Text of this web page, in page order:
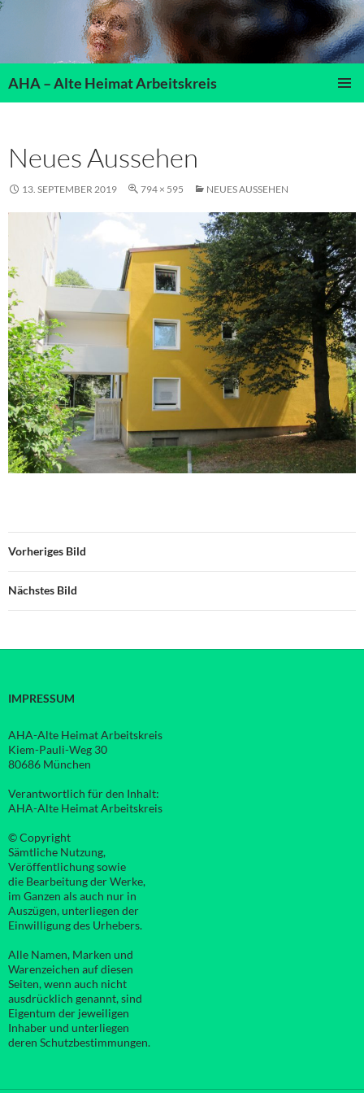
AHA – Alte Heimat Arbeitskreis
Neues Aussehen
13. SEPTEMBER 2019 794 × 595 NEUES AUSSEHEN
Vorheriges Bild
Nächstes Bild
IMPRESSUM
AHA-Alte Heimat Arbeitskreis
Kiem-Pauli-Weg 30
80686 München
Verantwortlich für den Inhalt:
AHA-Alte Heimat Arbeitskreis
© Copyright
Sämtliche Nutzung,
Veröffentlichung sowie
die Bearbeitung der Werke,
im Ganzen als auch nur in
Auszügen, unterliegen der
Einwilligung des Urhebers.
Alle Namen, Marken und
Warenzeichen auf diesen
Seiten, wenn auch nicht
ausdrücklich genannt, sind
Eigentum der jeweiligen
Inhaber und unterliegen
deren Schutzbestimmungen.